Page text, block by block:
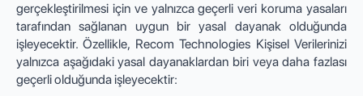
gerçekleştirilmesi için ve yalnızca geçerli veri koruma yasaları
tarafından sağlanan uygun bir yasal dayanak olduğunda
işleyecektir. Özellikle, Recom Technologies Kişisel Verilerinizi
yalnızca aşağıdaki yasal dayanaklardan biri veya daha fazlası
geçerli olduğunda işleyecektir: